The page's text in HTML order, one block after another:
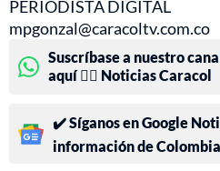
PERIODISTA DIGITAL
mpgonzal@caracoltv.com.co
Suscríbase a nuestro
aquí 👉🏻 Noticias Caracol
✔️ Síganos en Google
información de